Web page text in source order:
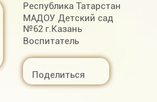
Республика Татарстан
МАДОУ Детский сад
№62 г.Казань
Воспитатель
Поделиться